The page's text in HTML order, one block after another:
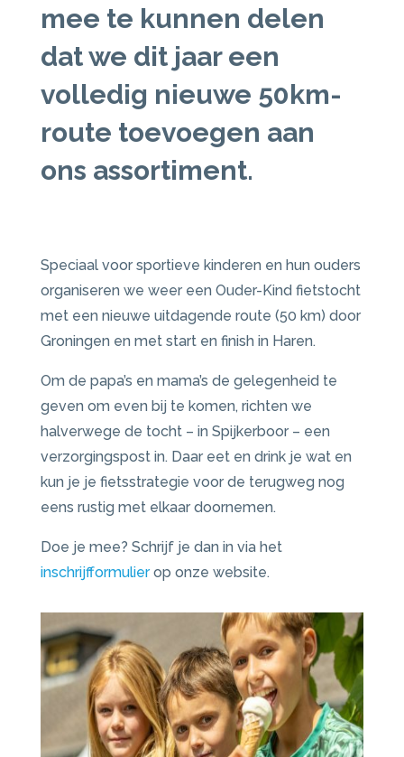
mee te kunnen delen
dat we dit jaar een
volledig nieuwe 50km-
route toevoegen aan
ons assortiment.
Speciaal voor sportieve kinderen en hun ouders
organiseren we weer een Ouder-Kind fietstocht
met een nieuwe uitdagende route (50 km) door
Groningen en met start en finish in Haren.
Om de papa’s en mama’s de gelegenheid te
geven om even bij te komen, richten we
halverwege de tocht – in Spijkerboor – een
verzorgingspost in. Daar eet en drink je wat en
kun je je fietsstrategie voor de terugweg nog
eens rustig met elkaar doornemen.
Doe je mee? Schrijf je dan in via het
inschrijfformulierop onze website.